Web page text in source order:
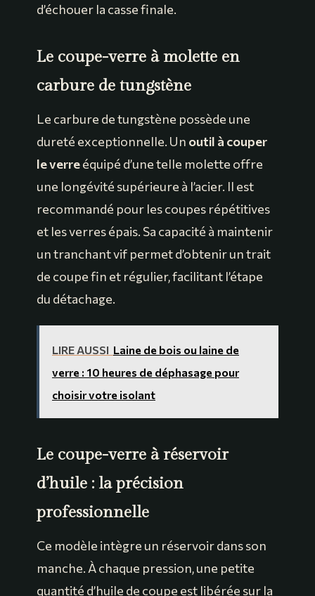
d’échouer la casse finale.
Le coupe-verre à molette en
carbure de tungstène
Le carbure de tungstène possède une
dureté exceptionnelle. Un outil à couper
le verreéquipé d’une telle molette offre
une longévité supérieure à l’acier. Il est
recommandé pour les coupes répétitives
et les verres épais. Sa capacité à maintenir
un tranchant vif permet d’obtenir un trait
de coupe fin et régulier, facilitant l’étape
du détachage.
LIRE AUSSI Laine de bois ou laine de
verre : 10 heures de déphasage pour
choisir votre isolant
Le coupe-verre à réservoir
d’huile : la précision
professionnelle
Ce modèle intègre un réservoir dans son
manche. À chaque pression, une petite
quantité d’huile de coupe est libérée sur la